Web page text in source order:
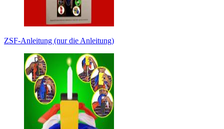
ZSF-Anleitung (nur die Anleitung)